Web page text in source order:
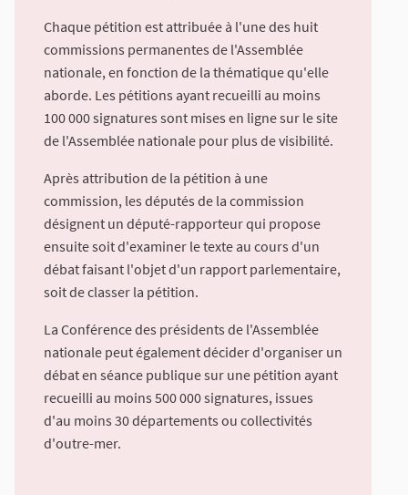
Chaque pétition est attribuée à l'une des huit
commissions permanentes de l'Assemblée
nationale, en fonction de la thématique qu'elle
aborde. Les pétitions ayant recueilli au moins
100 000 signatures sont mises en ligne sur le site
de l'Assemblée nationale pour plus de visibilité.
Après attribution de la pétition à une
commission, les députés de la commission
désignent un député-rapporteur qui propose
ensuite soit d'examiner le texte au cours d'un
débat faisant l'objet d'un rapport parlementaire,
soit de classer la pétition.
La Conférence des présidents de l'Assemblée
nationale peut également décider d'organiser un
débat en séance publique sur une pétition ayant
recueilli au moins 500 000 signatures, issues
d'au moins 30 départements ou collectivités
d'outre-mer.